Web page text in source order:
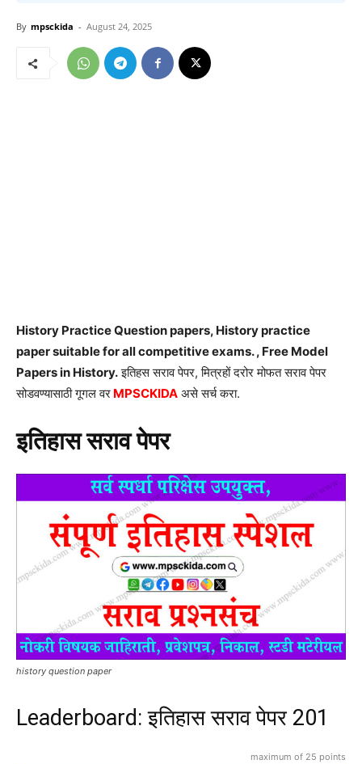
By mpsckida - August 24, 2025
History Practice Question papers, History practice
paper suitable for all competitive exams. , Free Model
Papers in History.इतिहस सराव पेपर, मित्रहों दरोर मोफत सराव पेपर
सोडवण्यासाठी गूगल वर MPSCKIDA असे सर्च करा.
इतिहास सराव पेपर
history question paper
Leaderboard: इतिहास सराव पेपर 201
maximum of 25 points